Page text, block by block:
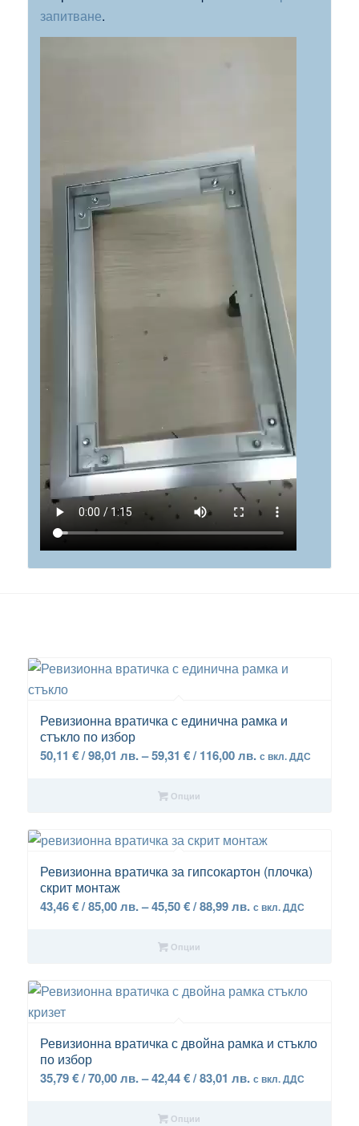
запитване.
Ревизионна вратичка с единична рамка и
стъкло по избор
50,11 €/ 98,01 лв.– 59,31 €/ 116,00 лв.Price
through
59,31 €
116,00 лв.
с вкл. ДДС
Опции
Ревизионна вратичка за гипсокартон (плочка)
скрит монтаж
43,46€/ 85,00 лв.– 45,50€/ 88,99 лв.Price
through
/
с вкл. ДДС
Опции
Ревизионна вратичка с двойна рамка и стъкло
по избор
35,79€/ 70,00 лв.– 42,44€/ 83,01 лв.Price
с вкл. ДДС
Опции